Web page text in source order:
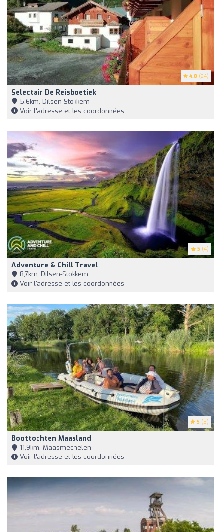
4.8 (24)
Selectair De Reisboetiek
5,6km, Dilsen-Stokkem
Voir l'adresse et les coordonnées
5 (4)
Adventure & Chill Travel
8,7km, Dilsen-Stokkem
Voir l'adresse et les coordonnées
5 (5)
Boottochten Maasland
11,9km, Maasmechelen
Voir l'adresse et les coordonnées